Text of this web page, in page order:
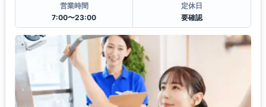
営業時間
7:00〜23:00
定休日
要確認